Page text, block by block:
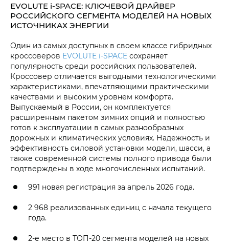
EVOLUTE i‑SPACE: КЛЮЧЕВОЙ ДРАЙВЕР
РОССИЙСКОГО СЕГМЕНТА МОДЕЛЕЙ НА НОВЫХ
ИСТОЧНИКАХ ЭНЕРГИИ
Один из самых доступных в своем классе гибридных
кроссоверов EVOLUTE i‑SPACE сохраняет
популярность среди российских пользователей.
Кроссовер отличается выгодными технологическими
характеристиками, впечатляющими практическими
качествами и высоким уровнем комфорта.
Выпускаемый в России, он комплектуется
расширенным пакетом зимних опций и полностью
готов к эксплуатации в самых разнообразных
дорожных и климатических условиях. Надежность и
эффективность силовой установки модели, шасси, а
также современной системы полного привода были
подтверждены в ходе многочисленных испытаний.
991 новая регистрация за апрель 2026 года.
2 968 реализованных единиц с начала текущего
года.
2-е место в ТОП-20 сегмента моделей на новых